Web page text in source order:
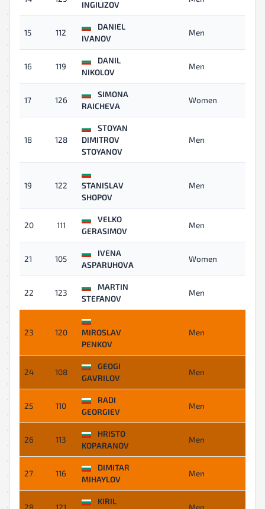
INGILIZOV
15 112
DANIEL
IVANOV
Men
16 119
DANIL
NIKOLOV
Men
17 126
SIMONA
RAICHEVA
Women
18 128
STOYAN
DIMITROV
STOYANOV
Men
19 122
STANISLAV
SHOPOV
Men
20 111
VELKO
GERASIMOV
Men
21 105
IVENA
ASPARUHOVA
Women
22 123
MARTIN
STEFANOV
Men
23 120
MIROSLAV
PENKOV
Men
24 108
GEOGI
GAVRILOV
Men
25 110
RADI
GEORGIEV
Men
26 113
HRISTO
KOPARANOV
Men
27 116
DIMITAR
MIHAYLOV
Men
28 121
KIRIL
Men